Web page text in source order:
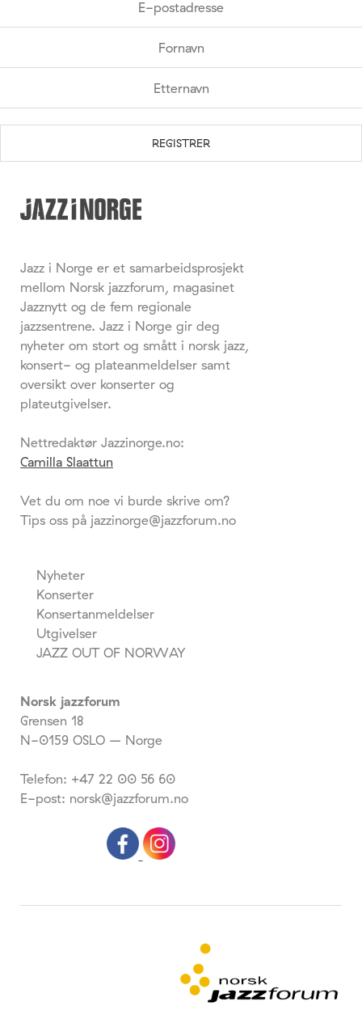
Jazz i Norge er et samarbeidsprosjekt
mellom Norsk jazzforum, magasinet
Jazznytt og de fem regionale
jazzsentrene. Jazz i Norge gir deg
nyheter om stort og smått i norsk jazz,
konsert- og plateanmeldelser samt
oversikt over konserter og
plateutgivelser.
Nettredaktør Jazzinorge.no:
Camilla Slaattun
Vet du om noe vi burde skrive om?
Tips oss på jazzinorge@jazzforum.no
Nyheter
Konserter
Konsertanmeldelser
Utgivelser
JAZZ OUT OF NORWAY
Norsk jazzforum
Grensen 18
N-0159 OSLO – Norge
Telefon: +47 22 00 56 60
E-post: norsk@jazzforum.no